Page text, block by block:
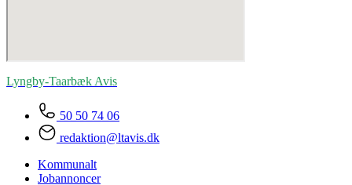
Lyngby-Taarbæk Avis
50 50 74 06
redaktion@ltavis.dk
Kommunalt
Jobannoncer